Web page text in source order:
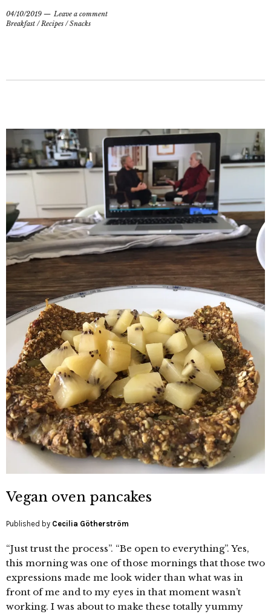
04/10/2019
Leave a comment
Breakfast /Recipes /Snacks
Vegan oven pancakes
Published by Cecilia Götherström
“Just trust the process”. “Be open to everything”. Yes,
this morning was one of those mornings that those two
expressions made me look wider than what was in
front of me and to my eyes in that moment wasn’t
working. I was about to make these totally yummy